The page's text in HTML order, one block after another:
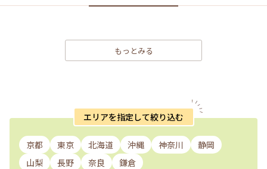
もっとみる
エリアを指定して絞り込む
京都 東京 北海道 沖縄 神奈川
静岡
山梨
長野 奈良 鎌倉